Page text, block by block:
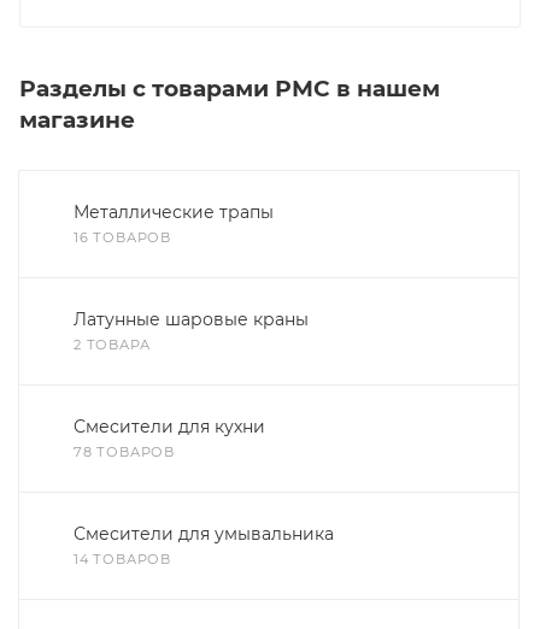
Разделы с товарами РМС в нашем
магазине
Металлические трапы
16 ТОВАРОВ
Латунные шаровые краны
2 ТОВАРА
Смесители для кухни
78 ТОВАРОВ
Смесители для умывальника
14 ТОВАРОВ